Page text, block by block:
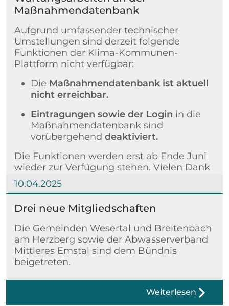
Maßnahmendatenbank
Aufgrund umfassender technischer
Umstellungen sind derzeit folgende
Funktionen der Klima-Kommunen-
Plattform nicht verfügbar:
Die Maßnahmendatenbank ist aktuell
nicht erreichbar.
Eintragungen sowie der Login in die
Maßnahmendatenbank sind
vorübergehend deaktiviert.
Die Funktionen werden erst ab Ende Juni
wieder zur Verfügung stehen. Vielen Dank
für Ihr Verständnis!
10.04.2025
Drei neue Mitgliedschaften
Die Gemeinden Wesertal und Breitenbach
am Herzberg sowie der Abwasserverband
Mittleres Emstal sind dem Bündnis
beigetreten.
Weiterlesen